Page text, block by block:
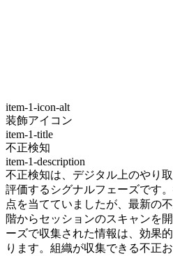
item-1-icon-alt
装飾アイコン
item-1-title
不正検知
item-1-description
不正検知は、デジタル上のやり
評価するシグナルフェーズです
点を当てていましたが、最新の
階からセッションのスキャンを
ーズで収集された情報は、効果
ります。組織が収集できる不正